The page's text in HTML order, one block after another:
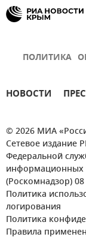
ПОЛИТИКА
НОВОСТИ
© 2026 МИА
Сетевое издание
Федеральной
информационных
(Роскомнадзор)
Политика
логирования
Политика
Правила